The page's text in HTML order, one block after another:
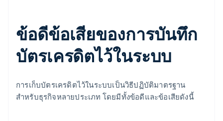
ข้อดีข้อเสียของการบันทึก
บัตรเครดิตไว้ในระบบ
การเก็บบัตรเครดิตไว้ในระบบเป็นวิธีปฏิบัติมาตรฐาน
สำหรับธุรกิจหลายประเภท โดยมีทั้งข้อดีและข้อเสียดังนี้